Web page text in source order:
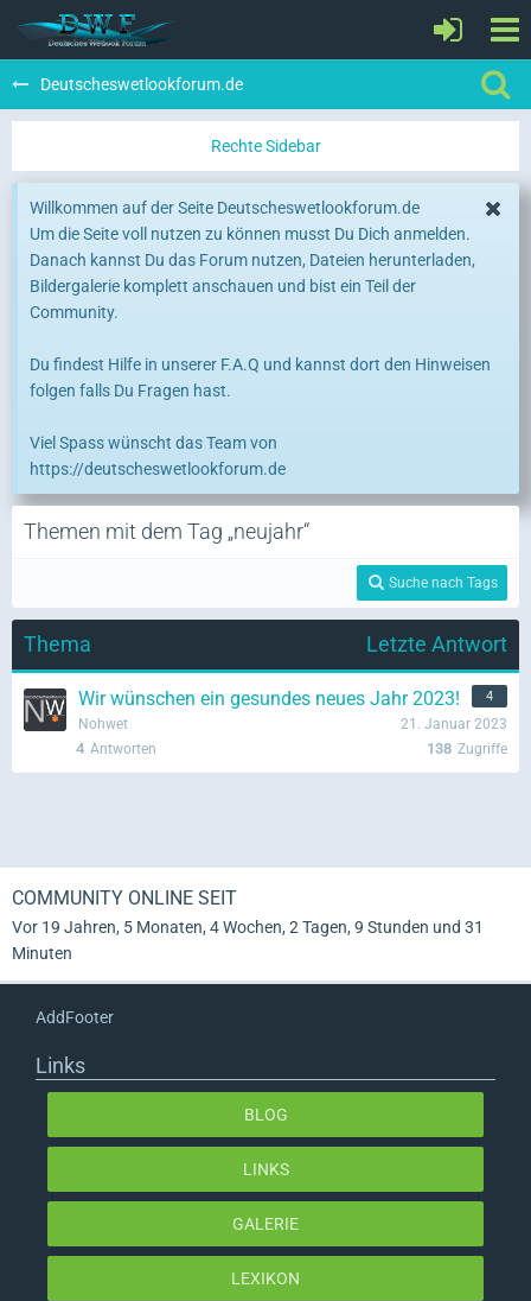
Deutscheswetlookforum.de
Willkommen auf der Seite Deutscheswetlookforum.de
Um die Seite voll nutzen zu können musst Du Dich anmelden.
Danach kannst Du das Forum nutzen, Dateien herunterladen,
Bildergalerie komplett anschauen und bist ein Teil der
Community.
Du findest Hilfe in unserer F.A.Q und kannst dort den Hinweisen
folgen falls Du Fragen hast.
Viel Spass wünscht das Team von
https://deutscheswetlookforum.de
Themen mit dem Tag „neujahr“
Suche nach Tags
Thema Letzte Antwort
Wir wünschen ein gesundes neues Jahr 2023! 4
Nohwet
21. Januar 2023
Antworten
4 Zugriffe
138
COMMUNITY ONLINE SEIT
Vor 19 Jahren, 5 Monaten, 4 Wochen, 2 Tagen, 9 Stunden und 31
Minuten
AddFooter
Links
BLOG
LINKS
GALERIE
LEXIKON